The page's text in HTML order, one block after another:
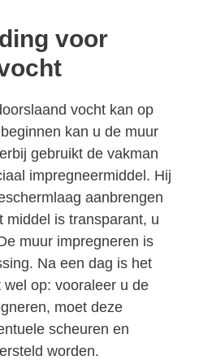
voor
vocht kan op
kan u de muur
gebruikt de vakman
impregneermiddel. Hij
aanbrengen
middel is transparant, u
muur impregneren is
Na een dag is het
op: vooraleer u de
moet deze
scheuren en
worden.